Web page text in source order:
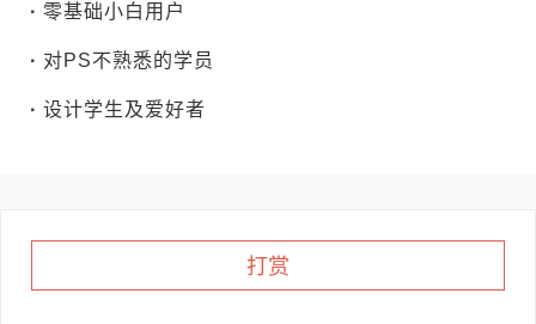
· 零基础小白用户
· 对PS不熟悉的学员
· 设计学生及爱好者
打赏